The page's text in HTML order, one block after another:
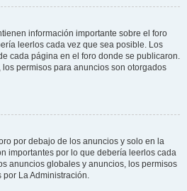
información importante sobre el foro
leerlos cada vez que sea posible. Los
cada página en el foro donde se publicaron.
permisos para anuncios son otorgados
por debajo de los anuncios y solo en la
importantes por lo que debería leerlos cada
anuncios globales y anuncios, los permisos
La Administración.